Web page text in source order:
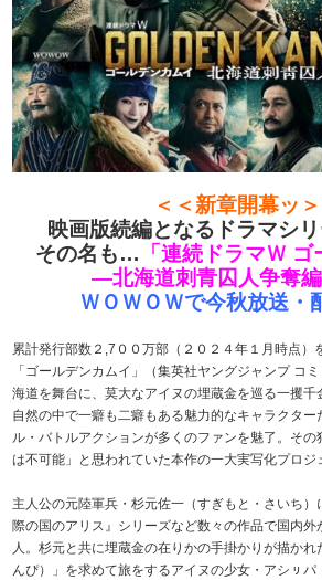
＜＜新章開幕ッ
映画版続編となるドラマシ
その名も… 「連続ドラマＷ
—北海道刺青囚人争奪
ＷＯＷＯＷで今秋放送・
累計発行部数２,7００万部（２０２４年１月時点）
「ゴールデンカムイ」（集英社ヤングジャンプ コ
海道を舞台に、莫大なアイヌの埋蔵金を巡る一攫
自然の中で一癖も二癖もある魅力的なキャラクタ
ル・バトルアクションが多くのファンを魅了。そ
は不可能」と思われていた本作の一大実写化プロジ
主人公の元陸軍兵・杉元佐一（すぎもと・さいち
際の国のアリス』シリーズなど数々の作品で国内
人。杉元と共に埋蔵金の在りかの手掛かりが描か
んぴ）」を求めて旅をするアイヌの少女・アシㇼ